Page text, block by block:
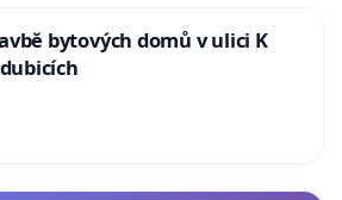
bytových domů v ulici K